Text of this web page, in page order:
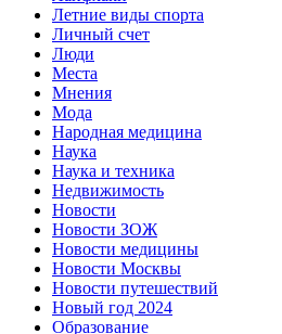
Летние виды спорта
Личный счет
Люди
Места
Мнения
Мода
Народная медицина
Наука
Наука и техника
Недвижимость
Новости
Новости ЗОЖ
Новости медицины
Новости Москвы
Новости путешествий
Новый год 2024
Образование